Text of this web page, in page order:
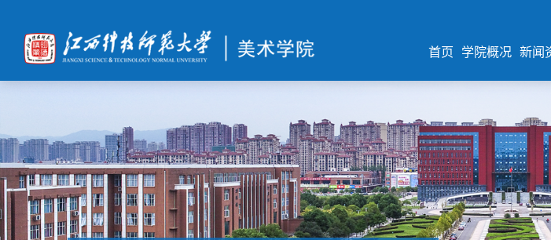
首页 学院概况 新闻